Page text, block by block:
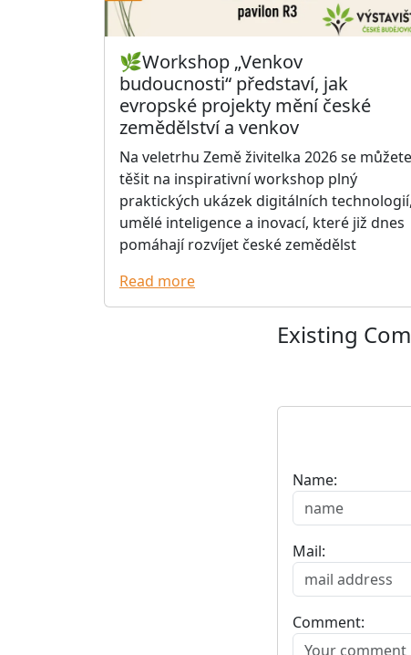
🌿Workshop „Venkov
budoucnosti“ představí, jak
evropské projekty mění české
zemědělství a venkov
Na veletrhu Země živitelka 2026 se můžete
těšit na inspirativní workshop plný
praktických ukázek digitálních technologií,
umělé inteligence a inovací, které již dnes
pomáhají rozvíjet české zemědělst
Read more
Existing
Name:
Mail:
Comment: